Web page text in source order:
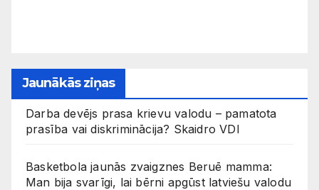
Jaunākās ziņas
Darba devējs prasa krievu valodu – pamatota
prasība vai diskriminācija? Skaidro VDI
Basketbola jaunās zvaigznes Beruē mamma:
Man bija svarīgi, lai bērni apgūst latviešu valodu